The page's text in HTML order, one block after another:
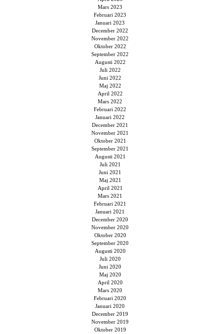
Mars 2023
Februari 2023
Januari 2023
December 2022
November 2022
Oktober 2022
September 2022
Augusti 2022
Juli 2022
Juni 2022
Maj 2022
April 2022
Mars 2022
Februari 2022
Januari 2022
December 2021
November 2021
Oktober 2021
September 2021
Augusti 2021
Juli 2021
Juni 2021
Maj 2021
April 2021
Mars 2021
Februari 2021
Januari 2021
December 2020
November 2020
Oktober 2020
September 2020
Augusti 2020
Juli 2020
Juni 2020
Maj 2020
April 2020
Mars 2020
Februari 2020
Januari 2020
December 2019
November 2019
Oktober 2019